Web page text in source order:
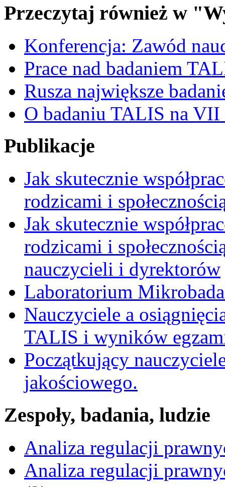
Przeczytaj również w
Konferencja: Zawód
Prace nad badaniem
Rusza największe
O badaniu TALIS na VII
Publikacje
Jak skutecznie
rodzicami i
Jak skutecznie
rodzicami i
nauczycieli i dyrektorów
Laboratorium
Nauczyciele a
TALIS i wyników
Początkujący
jakościowego.
Zespoły, badania, ludzie
Analiza regulacji
Analiza regulacji